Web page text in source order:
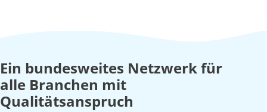
Ein bundesweites Netzwerk für
alle Branchen mit
Qualitätsanspruch